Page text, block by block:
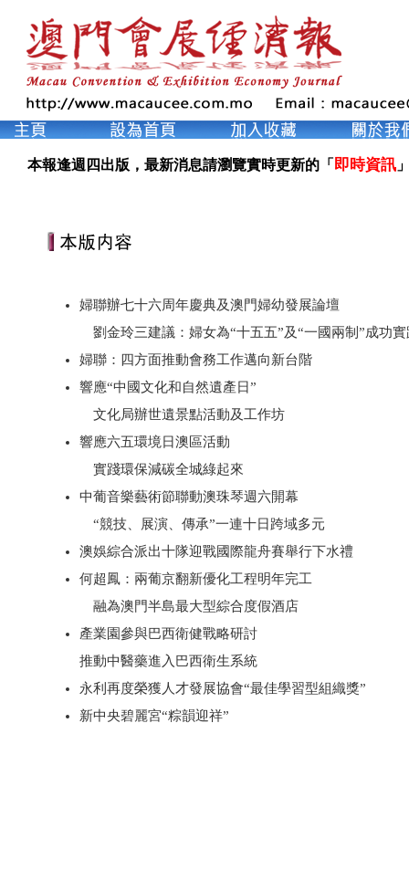
本報逢週四出版，最新消息請瀏覽實時更新的「 即時資訊
婦聯辦七十六周年慶典及澳門婦幼發展論壇
劉金玲三建議：婦女為“十五五”及“一國兩制”成功
婦聯：四方面推動會務工作邁向新台階
響應“中國文化和自然遺產日”
文化局辦世遺景點活動及工作坊
響應六五環境日澳區活動
實踐環保減碳全城綠起來
中葡音樂藝術節聯動澳珠琴週六開幕
“競技、展演、傳承”一連十日跨域多元
澳娛綜合派出十隊迎戰國際龍舟賽舉行下水禮
何超鳳：兩葡京翻新優化工程明年完工
融為澳門半島最大型綜合度假酒店
產業園參與巴西衛健戰略研討
推動中醫藥進入巴西衛生系統
永利再度榮獲人才發展協會“最佳學習型組織獎”
新中央碧麗宮“粽韻迎祥”